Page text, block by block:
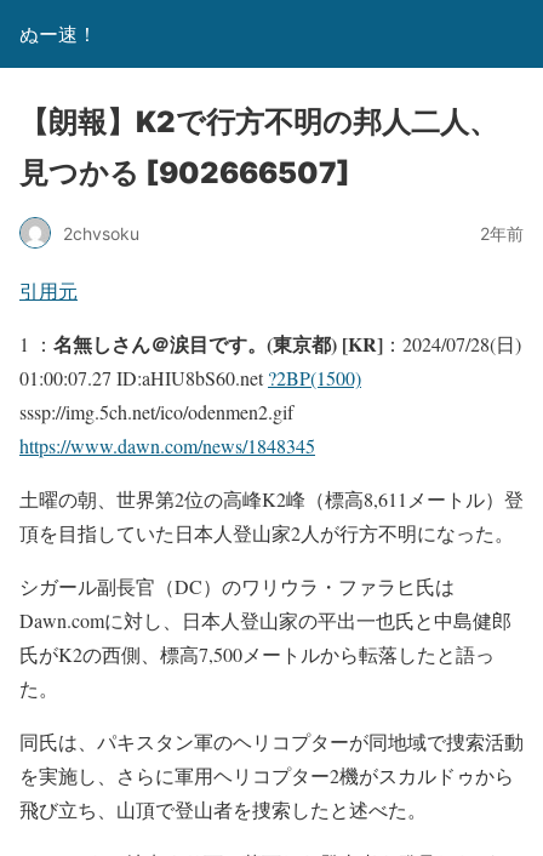
ぬー速！
【朗報】K2で行方不明の邦人二人、
見つかる [902666507]
2chvsoku 2年前
引用元
1 ： 名無しさん＠涙目です。(東京都) [KR] ：2024/07/28(日)
01:00:07.27 ID:aHIU8bS60.net?2BP(1500)
sssp://img.5ch.net/ico/odenmen2.gif
https://www.dawn.com/news/1848345
土曜の朝、世界第2位の高峰K2峰（標高8,611メートル）登
頂を目指していた日本人登山家2人が行方不明になった。
シガール副長官（DC）のワリウラ・ファラヒ氏は
Dawn.comに対し、日本人登山家の平出一也氏と中島健郎
氏がK2の西側、標高7,500メートルから転落したと語っ
た。
同氏は、パキスタン軍のヘリコプターが同地域で捜索活動
を実施し、さらに軍用ヘリコプター2機がスカルドゥから
飛び立ち、山頂で登山者を捜索したと述べた。